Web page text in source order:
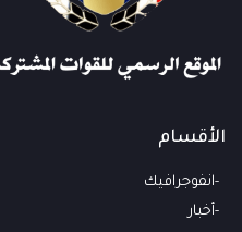
الأقسام
انفوجرافيك
أخبار